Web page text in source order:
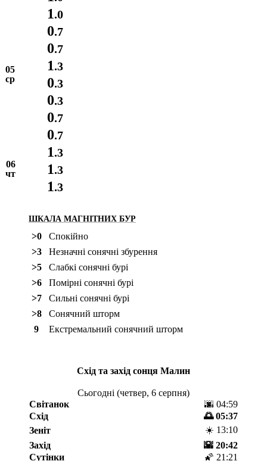
05
ср
1.0
0.7
0.7
1.3
0.3
0.3
0.7
0.7
06
чт
1.3
1.3
1.3
ШКАЛА МАГНІТНИХ БУР
>0
Спокійно
>3
Незначні сонячні збурення
>5
Слабкі сонячні бурі
>6
Помірні сонячні бурі
>7
Сильні сонячні бурі
>8
Сонячний шторм
9
Екстремальний сонячний шторм
Схід та захід сонця Малин
Сьогодні (четвер, 6 серпня)
Світанок
🌆 04:59
Схід
🌅 05:37
Зеніт
☀️ 13:10
Захід
🌇 20:42
Сутінки
🌠 21:21